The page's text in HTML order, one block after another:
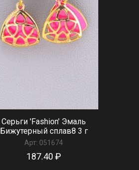
Серьги 'Fashion' Эмаль
Бижутерный сплав8 3 г
Арт: 051674
187.40 ₽